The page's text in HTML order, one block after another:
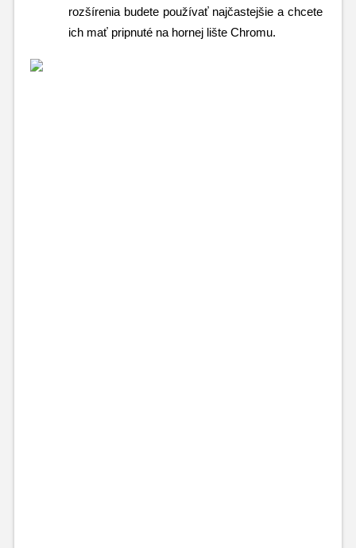
rozšírenia budete používať najčastejšie a chcete
ich mať pripnuté na hornej lište Chromu.